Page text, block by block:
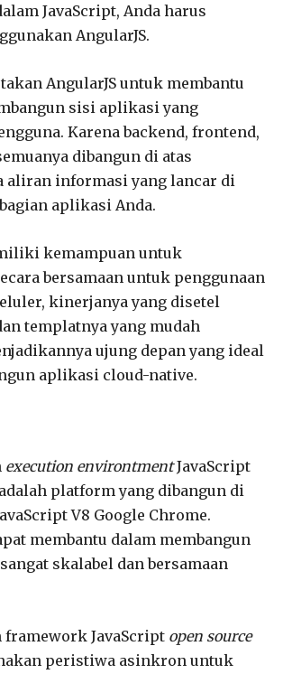
JavaScript, Anda harus
AngularJS.
AngularJS untuk membantu
sisi aplikasi yang
Karena backend, frontend,
dibangun di atas
aliran informasi yang lancar di
aplikasi Anda.
kemampuan untuk
bersamaan untuk penggunaan
kinerjanya yang disetel
templatnya yang mudah
ujung depan yang ideal
aplikasi cloud-native.
execution environtmentJavaScript
platform yang dibangun di
V8 Google Chrome.
membantu dalam membangun
skalabel dan bersamaan
framework JavaScript open source
peristiwa asinkron untuk